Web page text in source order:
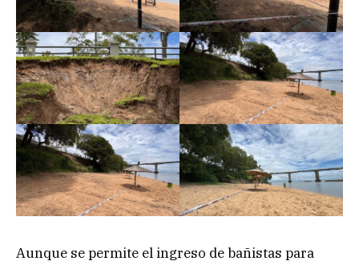
Aunque se permite el ingreso de bañistas para